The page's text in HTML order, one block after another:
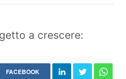
a crescere:
FACEBOOK